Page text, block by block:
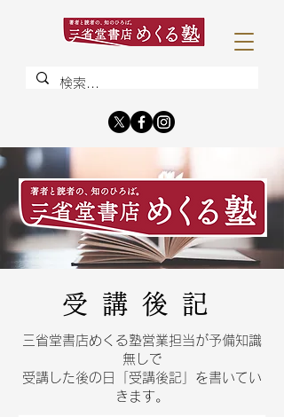
受講後記
三省堂書店めくる塾営業担当が予備知識
無しで
受講した後の日「受講後記」を書いてい
きます。